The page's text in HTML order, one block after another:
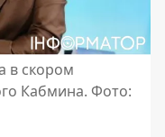
в скором
Кабмина. Фото: